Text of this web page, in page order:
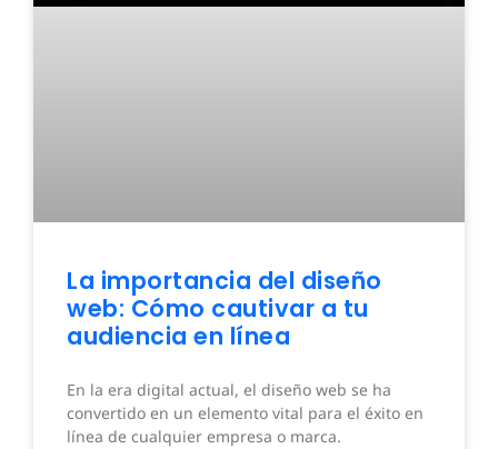
La importancia del diseño
web: Cómo cautivar a tu
audiencia en línea
En la era digital actual, el diseño web se ha
convertido en un elemento vital para el éxito en
línea de cualquier empresa o marca.